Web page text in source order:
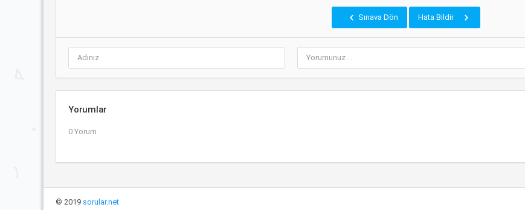
Sınava Dön Hata Bildir
Yorumlar
0 Yorum
© 2019 sorular.net